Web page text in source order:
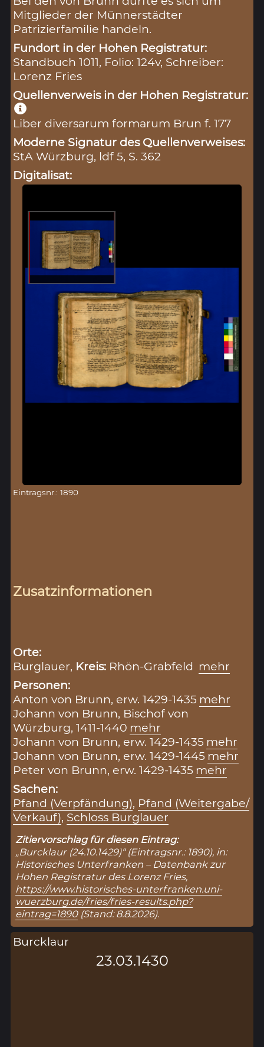
Mitglieder der Münnerstädter
Patrizierfamilie handeln.
Fundort in der Hohen Registratur:
Standbuch 1011, Folio: 124v, Schreiber:
Lorenz Fries
Quellenverweis in der Hohen Registratur:
Liber diversarum formarum Brun f. 177
Moderne Signatur des Quellenverweises:
StA Würzburg, ldf 5, S. 362
Digitalisat:
Eintragsnr.: 1890
Zusatzinformationen
Orte:
Burglauer, Kreis: Rhön-Grabfeld mehr
Personen:
Anton von Brunn, erw. 1429-1435 mehr
Johann von Brunn, Bischof von
Würzburg, 1411-1440 mehr
Johann von Brunn, erw. 1429-1435 mehr
Johann von Brunn, erw. 1429-1445 mehr
Peter von Brunn, erw. 1429-1435 mehr
Sachen:
Pfand (Verpfändung), Pfand (Weitergabe/
Verkauf), Schloss Burglauer
Zitiervorschlag für diesen Eintrag:
„Burcklaur (24.10.1429)“ (Eintragsnr.: 1890), in:
Historisches Unterfranken – Datenbank zur
Hohen Registratur des Lorenz Fries,
https://www.historisches-unterfranken.uni-
wuerzburg.de/fries/fries-results.php?
eintrag=1890(Stand: 8.8.2026).
Burcklaur
23.03.1430